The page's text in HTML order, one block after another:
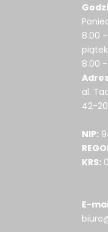
8.00 -
8.00 -
al.
42-
NIP:
KRS:
E-